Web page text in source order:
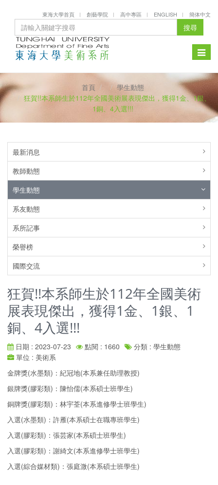
東海大學首頁 創藝學院 高中專區 ENGLISH 簡体中文
搜尋
Toggle
首頁
學生動態
狂賀!!本系師生於112年全國美術展表現傑出，獲得1金、1銀、
1銅、4入選!!!
最新消息
教師動態
學生動態
系友動態
系所記事
榮譽榜
國際交流
狂賀!!本系師生於112年全國美術
展表現傑出，獲得1金、1銀、1
銅、4入選!!!
日期 : 2023-07-23 點閱 : 1660
分類 : 學生動態
單位 : 美術系
金牌獎(水墨類)：紀冠地(本系兼任助理教授)
銀牌獎(膠彩類)：陳怡儒(本系碩士班學生)
銅牌獎(膠彩類)：林宇荃(本系進修學士班學生)
入選(水墨類)：許雁(本系碩士在職專班學生)
入選(膠彩類)：張芸家(本系碩士班學生)
入選(膠彩類)：謝綺文(本系進修學士班學生)
入選(綜合媒材類)：張庭溦(本系碩士班學生)